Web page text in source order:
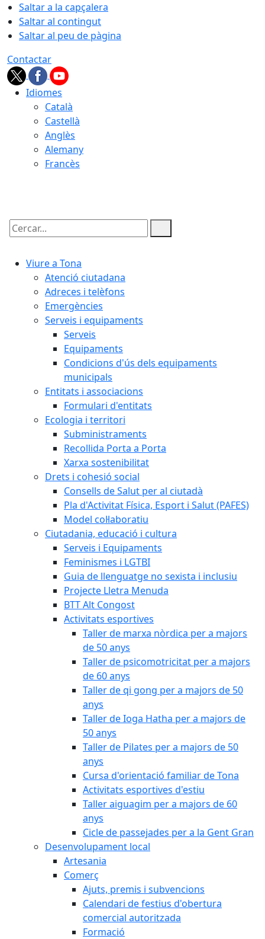
Saltar a la capçalera
Saltar al contingut
Saltar al peu de pàgina
Contactar
Idiomes
Català
Castellà
Anglès
Alemany
Francès
Cercar:
Viure a Tona
Atenció ciutadana
Adreces i telèfons
Emergències
Serveis i equipaments
Serveis
Equipaments
Condicions d'ús dels equipaments
municipals
Entitats i associacions
Formulari d'entitats
Ecologia i territori
Subministraments
Recollida Porta a Porta
Xarxa sostenibilitat
Drets i cohesió social
Consells de Salut per al ciutadà
Pla d'Activitat Física, Esport i Salut (PAFES)
Model col·laboratiu
Ciutadania, educació i cultura
Serveis i Equipaments
Feminismes i LGTBI
Guia de llenguatge no sexista i inclusiu
Projecte Lletra Menuda
BTT Alt Congost
Activitats esportives
Taller de marxa nòrdica per a majors
de 50 anys
Taller de psicomotricitat per a majors
de 60 anys
Taller de qi gong per a majors de 50
anys
Taller de Ioga Hatha per a majors de
50 anys
Taller de Pilates per a majors de 50
anys
Cursa d'orientació familiar de Tona
Activitats esportives d'estiu
Taller aiguagim per a majors de 60
anys
Cicle de passejades per a la Gent Gran
Desenvolupament local
Artesania
Comerç
Ajuts, premis i subvencions
Calendari de festius d'obertura
comercial autoritzada
Formació